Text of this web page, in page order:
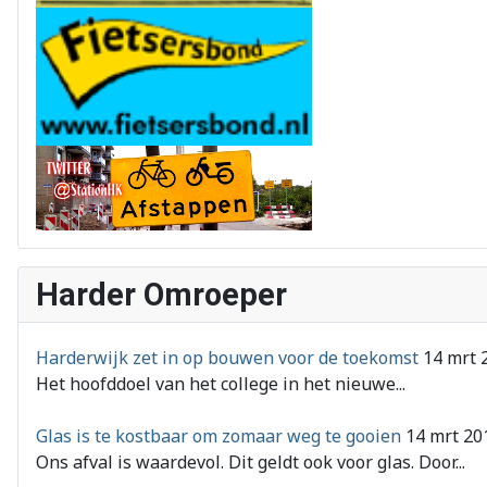
Harder Omroeper
Harderwijk zet in op bouwen voor de toekomst 14 mrt
Het hoofddoel van het college in het nieuwe...
Glas is te kostbaar om zomaar weg te gooien 14 mrt
Ons afval is waardevol. Dit geldt ook voor glas. Door...